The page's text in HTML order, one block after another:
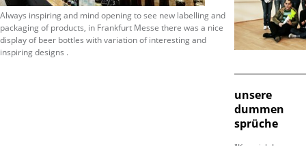
Always inspiring and mind opening to see new labelling and
packaging of products, in Frankfurt Messe there was a nice
display of beer bottles with variation of interesting and
inspiring designs .
unsere
dummen
sprüche